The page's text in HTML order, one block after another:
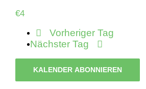
€4
Vorheriger Tag
Nächster Tag
KALENDER ABONNIEREN